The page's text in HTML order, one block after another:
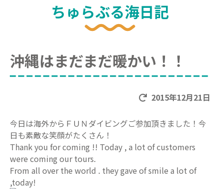
ちゅらぶる海日記
沖縄はまだまだ暖かい！！
2015年12月21日
今日は海外からＦＵＮダイビングご参加頂きました！今
日も素敵な笑顔がたくさん！
Thank you for coming !! Today , a lot of customers
were coming our tours.
From all over the world . they gave of smile a lot of
,today!